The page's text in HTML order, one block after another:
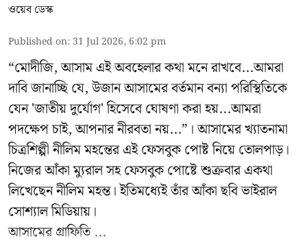
ওয়েব ডেস্ক
Published on: 31 Jul 2026, 6:02 pm
“মোদীজি, আসাম এই অবহেলার কথা মনে রাখবে...আমরা
দাবি জানাচ্ছি যে, উজান আসামের বর্তমান বন্যা পরিস্থিতিকে
যেন 'জাতীয় দুর্যোগ' হিসেবে ঘোষণা করা হয়...আমরা
পদক্ষেপ চাই, আপনার নীরবতা নয়...”। আসামের খ্যাতনামা
চিত্রশিল্পী নীলিম মহন্তের এই ফেসবুক পোষ্ট নিয়ে তোলপাড়।
নিজের আঁকা ম্যুরাল সহ ফেসবুক পোষ্টে শুক্রবার একথা
লিখেছেন নীলিম মহন্ত। ইতিমধ্যেই তাঁর আঁকা ছবি ভাইরাল
সোশ্যাল মিডিয়ায়।
আসামের গ্রাফিতি ...